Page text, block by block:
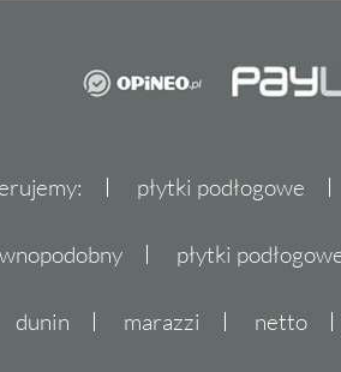
płytki podłogowe
płytki
dunin marazzi netto